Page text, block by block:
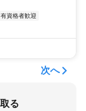
有資格者歓迎
次へ
る